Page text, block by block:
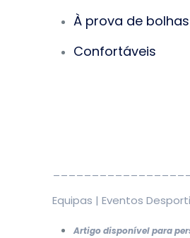
À prova de bolhas
Confortáveis
Equipas | Eventos
Artigo disponível para